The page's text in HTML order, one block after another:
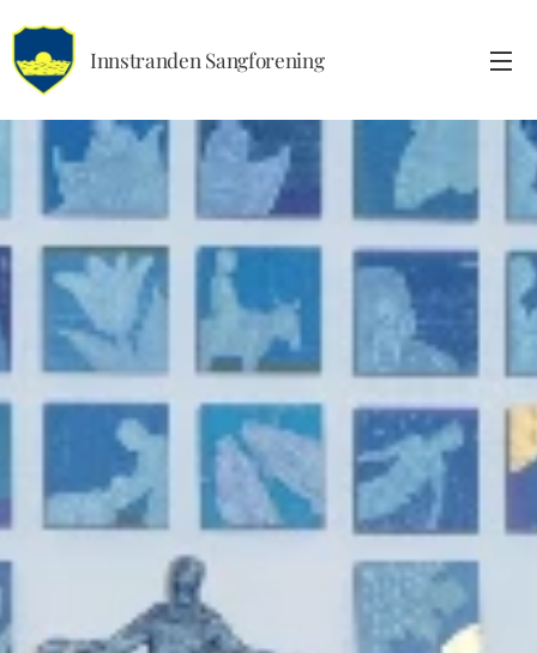
Innstranden Sangforening